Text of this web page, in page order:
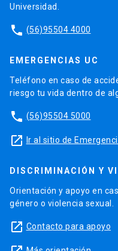
Universidad.
phone (56)95504 4000
EMERGENCIAS UC
Teléfono en caso de
riesgo tu vida dentro de
phone (56)95504 5000
launch Ir al sitio de
DISCRIMINACIÓN Y
Orientación y apoyo en
género o violencia sexual.
launch Contacto para apoyo